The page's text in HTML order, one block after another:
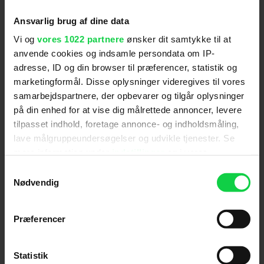
Ansvarlig brug af dine data
Vi og vores 1022 partnere ønsker dit samtykke til at
anvende cookies og indsamle persondata om IP-
adresse, ID og din browser til præferencer, statistik og
marketingformål. Disse oplysninger videregives til vores
samarbejdspartnere, der opbevarer og tilgår oplysninger
på din enhed for at vise dig målrettede annoncer, levere
tilpasset indhold, foretage annonce- og indholdsmåling,
lave målgruppeundersøgelser og udvikle tjenester. Se
tilbage eller ændre indstillinger fra vores
"Cookiedeklaration", eller ved at trykke på "Privacy
Indsamle præcise oplysninger om din placering,
Nødvendig
Præferencer
Statistik
Anmeldelser fra medierne
'Allied' er ofte som en Disney-film, der leger voksen
og alvorlig og gerne vil vække de store følelser.